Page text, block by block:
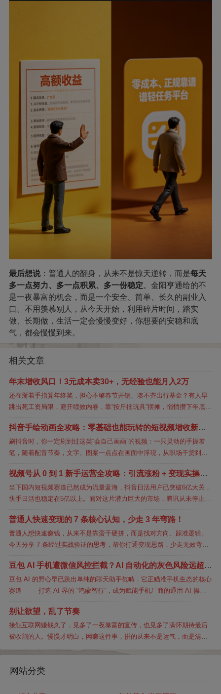
最后想说：普通人的翻身，从来不是惊天逆转，而是每天
多一点努力、多一点积累、多一份稳定。金阳亨通给的不
是一夜暴富的机会，而是一个安全、简单、长久的副业入
口。不用羡慕别人，从今天开始，利用碎片时间，踏实
做、长期做，生活一定会慢慢变好，你想要的安稳和底
气，都会慢慢到来。
相关文章
年末增收风口！3元成本卖30+，无经验也能月入2万
还在掰着手指算年终奖，担心不够春节开销、凑不齐出行基金？有人早
跳出死工资局限，避开绩效内卷，靠“按斤批玩具”摆摊，悄悄攒下年底备
下商超...
抖音手绘动画全攻略：零基础也能玩转的短视频增收新路
径
刷抖音时，你一定刷到过这类“会自己画画”的视频：一只灵动的手握着
笔，随着配音节奏，文字、图案一点点在画面中浮现，从职场干货到情
从本质到实操...
视频号从 0 到 1 新手运营全攻略：引流涨粉 + 变现实操手
册
当下国内短视频赛道已然成为流量蓝海，抖音日活用户已突破6亿大关，
快手日活也稳定在5亿以上。面对这片潜力巨大的市场，腾讯从未停止布
表现始终未...
普通人快速变现的 7 条核心认知，少走 3 年弯路！
普通人想快速赚钱，从来不是靠蛮干硬拼，而是找对方向、踩准逻辑。
今天分享 7 条经过实战验证的思考，帮你打通变现思路，少走无效弯
价值互换，...
豆包 AI 手机遭微信风控拦截？AI 自动化的灰色风险远超想
象
豆包 AI 的野心早已跳出单纯的聊天助手范畴，它正瞄准手机生态的核心
赛道 —— 打造 AI 界的 “鸿蒙智行”，成为赋能手机厂商的通用 AI 操作
别让欲望，乱了节奏
接触互联网赚钱久了，见多了一夜暴富的宣传，也见多了满怀期待最后
被收割的人。慢慢才明白，网赚这件事，拼的从来不是运气，而是清醒
和克制。很多人一上来就想找轻松、快速、高回报的项目，结果反而最
网站分类